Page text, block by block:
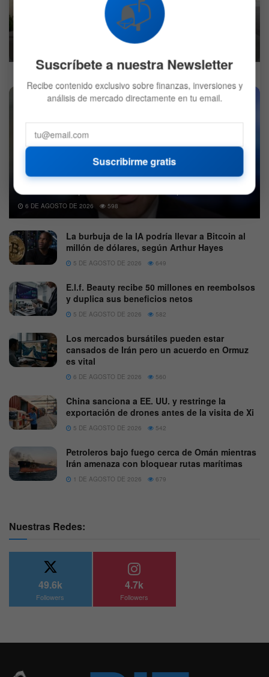
Por qué UnitedHealth es la nueva joya de
dividendos según Raymond James
Tom Lee anticipa un movimiento clave para el S&P 500
6 DE AGOSTO DE 2026 598
La burbuja de la IA podría llevar a Bitcoin al
millón de dólares, según Arthur Hayes
5 DE AGOSTO DE 2026 649
E.l.f. Beauty recibe 50 millones en reembolsos
y duplica sus beneficios netos
5 DE AGOSTO DE 2026 582
Los mercados bursátiles pueden estar
cansados de Irán pero un acuerdo en Ormuz
es vital
6 DE AGOSTO DE 2026 560
China sanciona a EE. UU. y restringe la
exportación de drones antes de la visita de Xi
5 DE AGOSTO DE 2026 542
Petroleros bajo fuego cerca de Omán mientras
Irán amenaza con bloquear rutas marítimas
1 DE AGOSTO DE 2026 679
Nuestras Redes:
49.6k
Followers
4.7k
Followers
📬
Suscríbete a nuestra Newsletter
Recibe contenido exclusivo sobre finanzas, inversiones y
análisis de mercado directamente en tu email.
Suscribirme gratis